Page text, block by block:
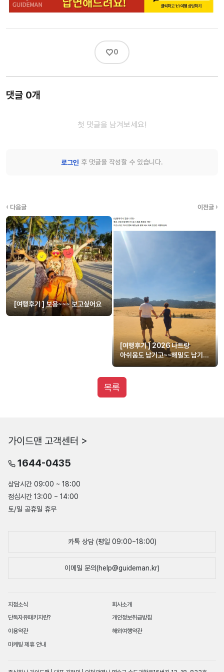
♡0
댓글 0개
첫 댓글을 남겨보세요!
로그인 후 댓글을 작성할 수 있습니다.
‹ 다음글
[여행후기 ] 보용~~~ 보고싶어요
이전글 ›
[여행후기 ] 2026 나트랑
아쉬움도 남기고~~해밀도 남기고
~~
목록
가이드맨 고객센터 >
1644-0435
상담시간 09:00 ~ 18:00
점심시간 13:00 ~ 14:00
토/일 공휴일 휴무
카톡 상담 (평일 09:00~18:00)
이메일 문의(help@guideman.kr)
지점소식
회사소개
단독자유패키지란?
개인정보취급방침
이용약관
해외여행약관
마케팅 제휴 안내